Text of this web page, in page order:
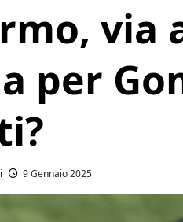
per
9 Gennaio 2025